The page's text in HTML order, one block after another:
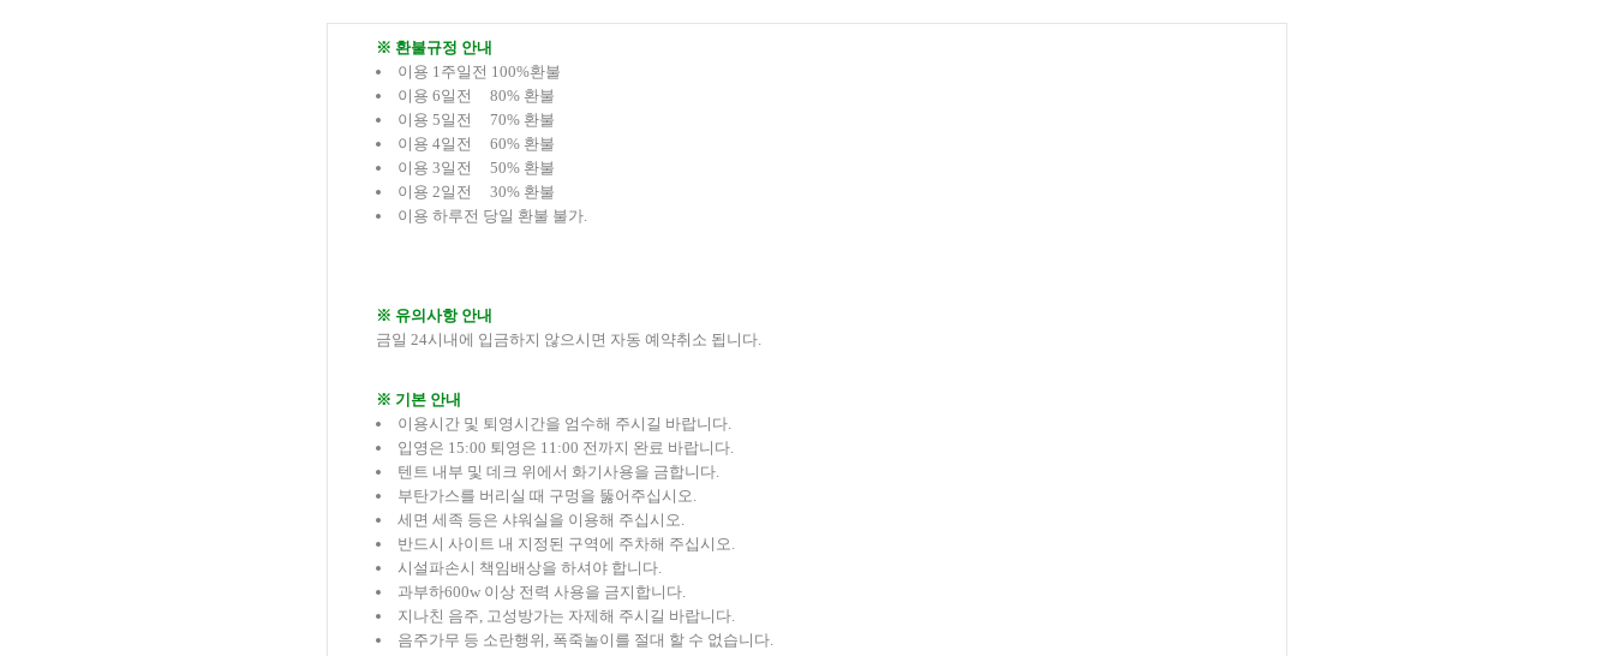
※ 환불규정 안내
이용 1주일전 100%환불
이용 6일전 80% 환불
이용 5일전 70% 환불
이용 4일전 60% 환불
이용 3일전 50% 환불
이용 2일전 30% 환불
이용 하루전 당일 환불 불가.
※ 유의사항 안내
금일 24시내에 입금하지 않으시면 자동 예약취소 됩니다.
※ 기본 안내
이용시간 및 퇴영시간을 엄수해 주시길 바랍니다.
입영은 15:00 퇴영은 11:00 전까지 완료 바랍니다.
텐트 내부 및 데크 위에서 화기사용을 금합니다.
부탄가스를 버리실 때 구멍을 뚫어주십시오.
세면 세족 등은 샤워실을 이용해 주십시오.
반드시 사이트 내 지정된 구역에 주차해 주십시오.
시설파손시 책임배상을 하셔야 합니다.
과부하600w 이상 전력 사용을 금지합니다.
지나친 음주, 고성방가는 자제해 주시길 바랍니다.
음주가무 등 소란행위, 폭죽놀이를 절대 할 수 없습니다.